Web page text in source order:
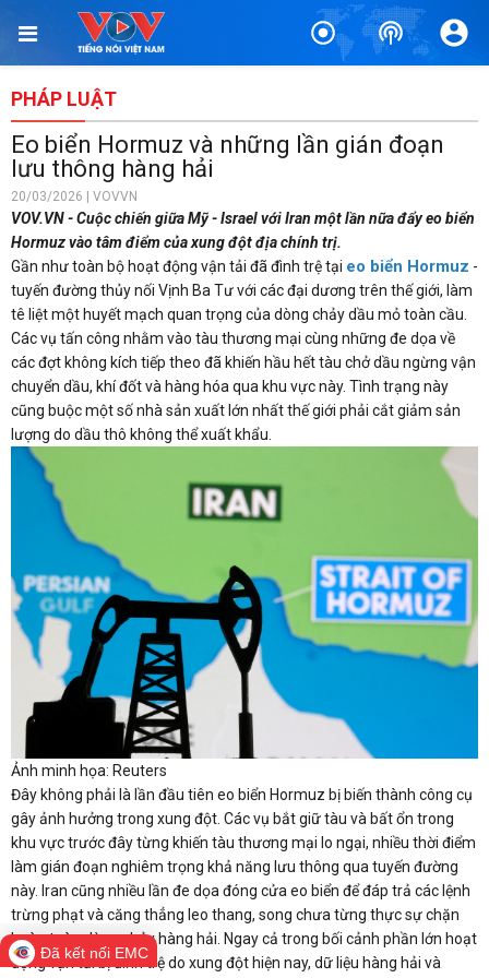
PHÁP LUẬT
Eo biển Hormuz và những lần gián đoạn
lưu thông hàng hải
20/03/2026 | VOVVN
VOV.VN - Cuộc chiến giữa Mỹ - Israel với Iran một lần nữa đẩy eo biển
Hormuz vào tâm điểm của xung đột địa chính trị.
Gần như toàn bộ hoạt động vận tải đã đình trệ tại eo biển Hormuz -
tuyến đường thủy nối Vịnh Ba Tư với các đại dương trên thế giới, làm
tê liệt một huyết mạch quan trọng của dòng chảy dầu mỏ toàn cầu.
Các vụ tấn công nhằm vào tàu thương mại cùng những đe dọa về
các đợt không kích tiếp theo đã khiến hầu hết tàu chở dầu ngừng vận
chuyển dầu, khí đốt và hàng hóa qua khu vực này. Tình trạng này
cũng buộc một số nhà sản xuất lớn nhất thế giới phải cắt giảm sản
lượng do dầu thô không thể xuất khẩu.
Ảnh minh họa: Reuters
Đây không phải là lần đầu tiên eo biển Hormuz bị biến thành công cụ
gây ảnh hưởng trong xung đột. Các vụ bắt giữ tàu và bất ổn trong
khu vực trước đây từng khiến tàu thương mại lo ngại, nhiều thời điểm
làm gián đoạn nghiêm trọng khả năng lưu thông qua tuyến đường
này. Iran cũng nhiều lần đe dọa đóng cửa eo biển để đáp trả các lệnh
trừng phạt và căng thẳng leo thang, song chưa từng thực sự chặn
hoàn toàn dòng chảy hàng hải. Ngay cả trong bối cảnh phần lớn hoạt
động vận tải bị đình trệ do xung đột hiện nay, dữ liệu hàng hải và
Đã kết nối EMC